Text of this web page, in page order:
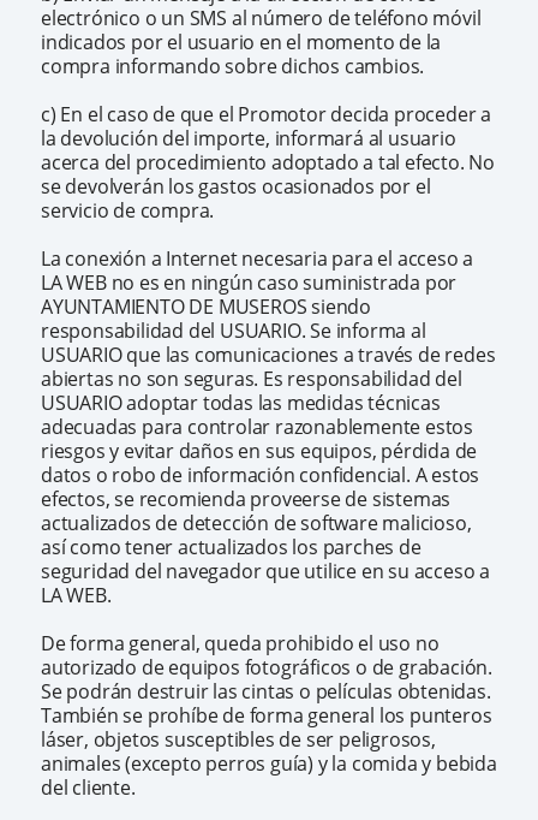
electrónico o un SMS al número de teléfono móvil
indicados por el usuario en el momento de la
compra informando sobre dichos cambios.
c) En el caso de que el Promotor decida proceder a
la devolución del importe, informará al usuario
acerca del procedimiento adoptado a tal efecto. No
se devolverán los gastos ocasionados por el
servicio de compra.
La conexión a Internet necesaria para el acceso a
LA WEB no es en ningún caso suministrada por
AYUNTAMIENTO DE MUSEROS siendo
responsabilidad del USUARIO. Se informa al
USUARIO que las comunicaciones a través de redes
abiertas no son seguras. Es responsabilidad del
USUARIO adoptar todas las medidas técnicas
adecuadas para controlar razonablemente estos
riesgos y evitar daños en sus equipos, pérdida de
datos o robo de información confidencial. A estos
efectos, se recomienda proveerse de sistemas
actualizados de detección de software malicioso,
así como tener actualizados los parches de
seguridad del navegador que utilice en su acceso a
LA WEB.
De forma general, queda prohibido el uso no
autorizado de equipos fotográficos o de grabación.
Se podrán destruir las cintas o películas obtenidas.
También se prohíbe de forma general los punteros
láser, objetos susceptibles de ser peligrosos,
animales (excepto perros guía) y la comida y bebida
del cliente.